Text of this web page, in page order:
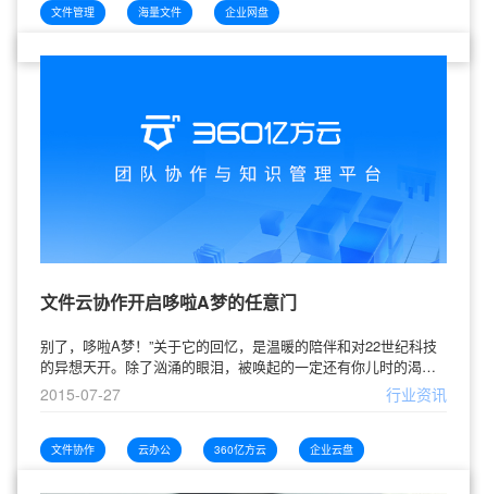
量文件是如何从淹没你的海量数据变成会生“利息”的海量资产的
呢？相原的海量文件管理新模式实践两周时间，上传15万
文件管理 海量文件 企业网盘
文件云协作开启哆啦A梦的任意门
别了，哆啦A梦！”关于它的回忆，是温暖的陪伴和对22世纪科技
的异想天开。除了汹涌的眼泪，被唤起的一定还有你儿时的渴望
——哆啦A梦的神器，藏宝的口袋和一扇随心穿越的任意门！任意
门（也称作随意门或者哪儿都能去的门）是《哆啦A梦》中常用道
的地方由门把的传感器进行读取。传输到任意门的计算器里，然
后利用空间坐标确定器从任意门里的世界地图和宇宙地图里面读
2015-07-27 行业资讯
文件协作 云办公 360亿方云 企业云盘